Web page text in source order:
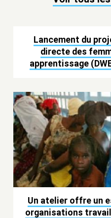
Lancement du
directe des
apprentissage
Un atelier offre un
organisations